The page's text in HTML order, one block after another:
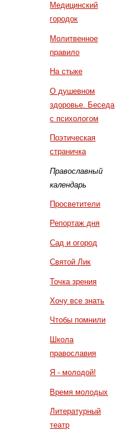
Медицинский
городок
Молитвенное
правило
На стыке
О душевном
здоровье. Беседа
с психологом
Поэтическая
страничка
Православный
календарь
Просветители
Репортаж дня
Сад и огород
Святой Лик
Точка зрения
Хочу все знать
Чтобы помнили
Школа
православия
Я - молодой!
Время молодых
Литературный
театр